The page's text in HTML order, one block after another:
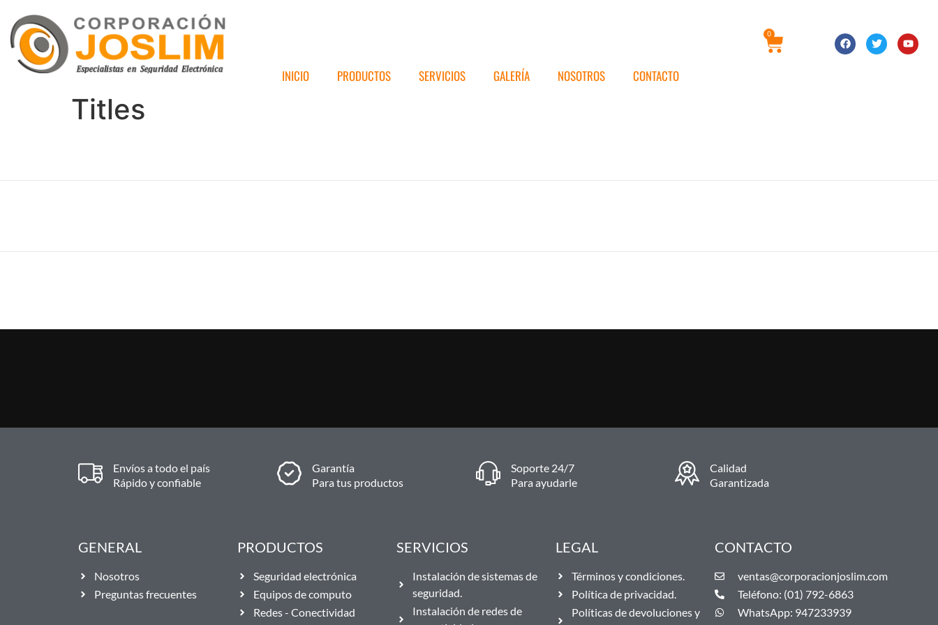
INICIO PRODUCTOS SERVICIOS GALERÍA NOSOTROS CONTACTO
0
Titles
Envíos a todo el país
Rápido y confiable
Garantía
Para tus productos
Soporte 24/7
Para ayudarle
Calidad
Garantizada
GENERAL
Nosotros
Preguntas frecuentes
PRODUCTOS
Seguridad electrónica
Equipos de computo
Redes - Conectividad
SERVICIOS
Instalación de sistemas de
seguridad.
Instalación de redes de
LEGAL
Términos y condiciones.
Política de privacidad.
Políticas de devoluciones y
CONTACTO
ventas@corporacionjoslim.com
Teléfono: (01) 792-6863
WhatsApp: 947233939